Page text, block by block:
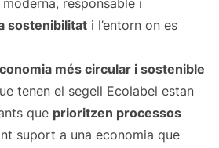
responsable i
sostenibilitat i l’entorn on es
més circular i sostenible
tenen el segell Ecolabel estan
que prioritzen processos
suport a una economia que